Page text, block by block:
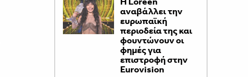
αναβάλλει την
ευρωπαϊκή
περιοδεία της και
φουντώνουν οι
φημές για
επιστροφή στην
Eurovision